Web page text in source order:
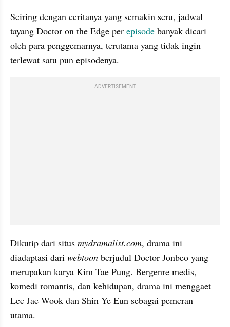
Seiring dengan ceritanya yang semakin seru, jadwal
tayang Doctor on the Edge per episode banyak dicari
oleh para penggemarnya, terutama yang tidak ingin
terlewat satu pun episodenya.
ADVERTISEMENT
Dikutip dari situs mydramalist.com, drama ini
diadaptasi dari webtoon berjudul Doctor Jonbeo yang
merupakan karya Kim Tae Pung. Bergenre medis,
komedi romantis, dan kehidupan, drama ini menggaet
Lee Jae Wook dan Shin Ye Eun sebagai pemeran
utama.